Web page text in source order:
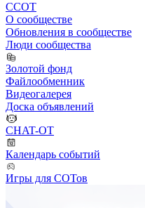
ССОТ
О сообществе
Обновления в сообществе
Люди сообщества
Золотой фонд
Файлообменник
Видеогалерея
Доска объявлений
CHAT-OT
Календарь событий
Игры для СОТов